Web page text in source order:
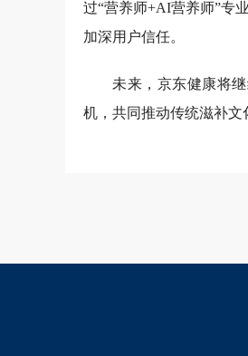
过“营养师+AI营养师”专
加深用户信任。
未来，京东健康将
机，共同推动传统滋补文